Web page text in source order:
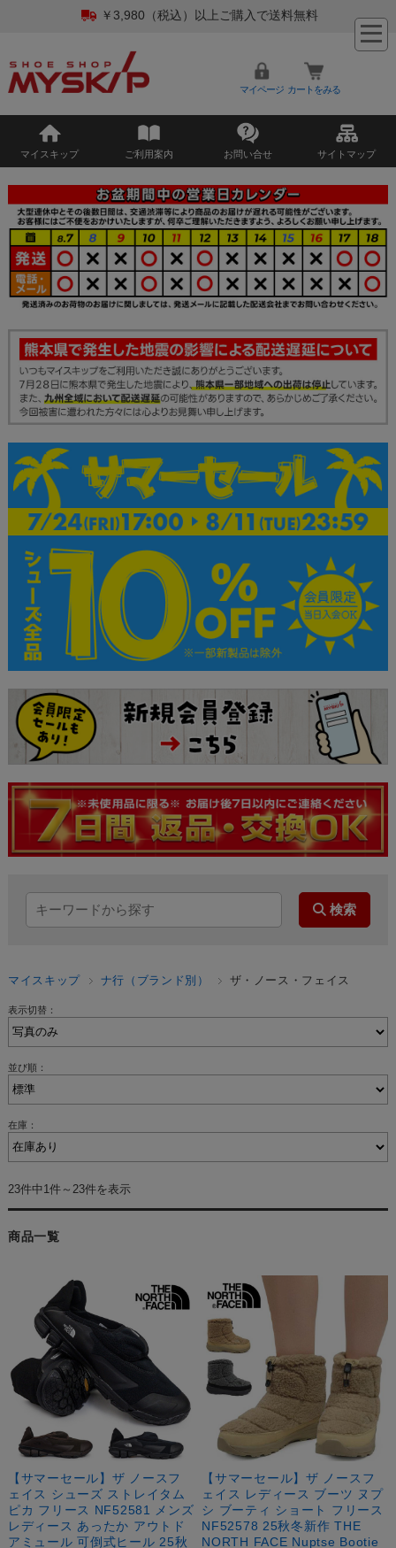
￥3,980（税込）以上ご購入で送料無料
マイページ カートをみる
マイスキップ ご利用案内 お問い合せ サイトマップ
マイスキップ ナ行（ブランド別） ザ・ノース・フェイス
表示切替：
並び順：
在庫：
23件中1件～23件を表示
商品一覧
【サマーセール】ザ ノースフ
ェイス シューズ ストレイタム
ピカ フリース NF52581 メンズ
レディース あったか アウトド
アミュール 可倒式ヒール 25秋
【サマーセール】ザ ノースフ
ェイス レディース ブーツ ヌプ
シ ブーティ ショート フリース
NF52578 25秋冬新作 THE
NORTH FACE Nuptse Bootie